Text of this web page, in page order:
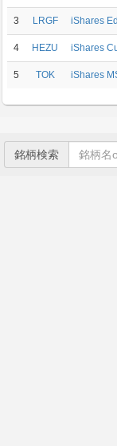
3 LRGF iShares
4 HEZU iShares
5 TOK iShares
銘柄検索